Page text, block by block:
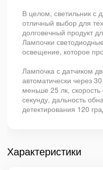
В целом, светильник с
отличный выбор для
долговечный продукт
Лампочки
освещение, которое
Лампочка с датчиком
автоматически через
меньше 25 лк,
секунду, дальность
детектирования 120
Характеристики